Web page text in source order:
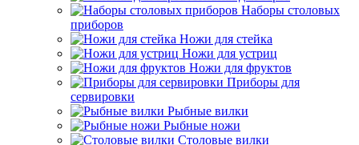
Наборы столовых
приборов
Ножи для стейка
Ножи для устриц
Ножи для фруктов
Приборы для
сервировки
Рыбные вилки
Рыбные ножи
Столовые вилки